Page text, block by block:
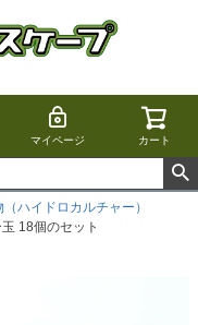
マイページ カート
ハイドロカルチャー）
18個のセット